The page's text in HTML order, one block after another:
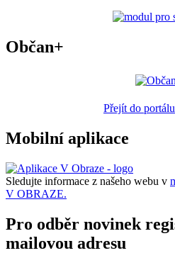
Občan+
Přejít do
Mobilní aplikace
Sledujte informace z našeho webu v
V OBRAZE.
Pro odběr novinek
mailovou adresu